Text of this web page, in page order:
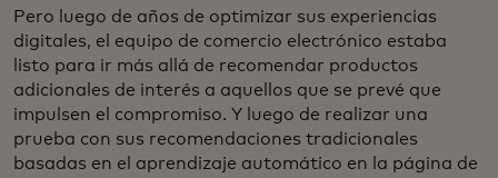
Pero luego de años de optimizar sus experiencias
digitales, el equipo de comercio electrónico estaba
listo para ir más allá de recomendar productos
adicionales de interés a aquellos que se prevé que
impulsen el compromiso. Y luego de realizar una
prueba con sus recomendaciones tradicionales
basadas en el aprendizaje automático en la página de